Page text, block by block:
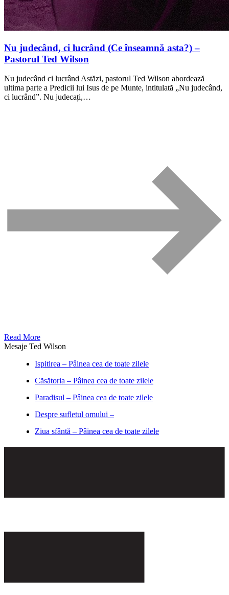
Nu judecând, ci lucrând (Ce înseamnă asta?) –
Pastorul Ted Wilson
Nu judecând ci lucrând Astăzi, pastorul Ted Wilson abordează
ultima parte a Predicii lui Isus de pe Munte, intitulată „Nu judecând,
ci lucrând”. Nu judecați,…
Read More
Mesaje Ted Wilson
Ispitirea – Pâinea cea de toate zilele
Căsătoria – Pâinea cea de toate zilele
Paradisul – Pâinea cea de toate zilele
Despre sufletul omului –
Ziua sfântă – Pâinea cea de toate zilele